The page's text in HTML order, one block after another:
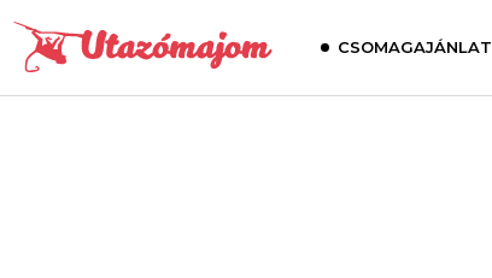
CSOMAGAJÁNLAT